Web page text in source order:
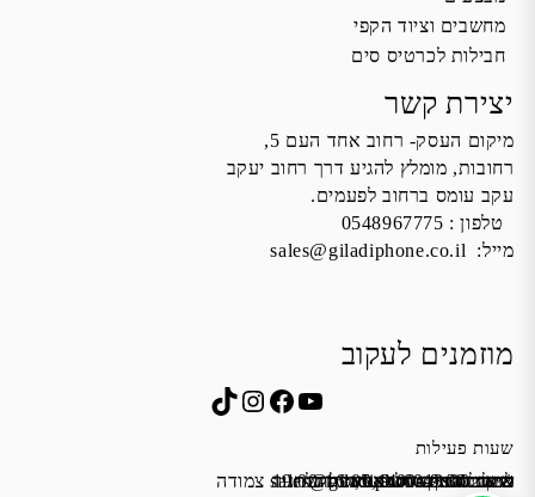
מחשבים וציוד הקפי
חבילות לכרטיס סים
יצירת קשר
מיקום העסק- רחוב אחד העם 5,
רחובות, מומלץ להגיע דרך רחוב יעקב
עקב עומס ברחוב לפעמים.
טלפון : 0548967775
מייל: sales@giladiphone.co.il
מוזמנים לעקוב
YouTube
Facebook
Instagram
TikTok
שעות פעילות
כתובת: אחד העם 5, רחובות
א׳-ה׳ 19:00-16:00,14:00-9:30
שישי 9:00-13:00
שבת סגור
מייל:sales@giladiphone.co.il
מיקום חנייה: יש אפשרות לחניה צמודה
לחנות התקשרו ואדאג לזה.
*נא להתקשר לפני הגעה